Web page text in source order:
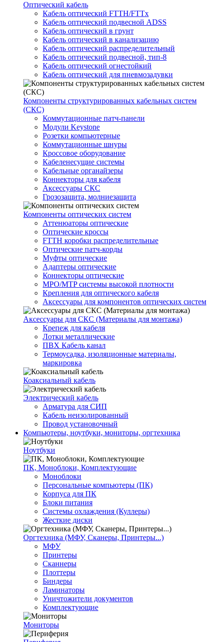
Оптический кабель
Кабель оптический FTTH/FTTx
Кабель оптический подвесной ADSS
Кабель оптический в грунт
Кабель оптический в канализацию
Кабель оптический распределительный
Кабель оптический подвесной, тип-8
Кабель оптический огнестойкий
Кабель оптический для пневмозадувки
Компоненты структурированных кабельных систем
(СКС)
Коммутационные патч-панели
Модули Keystone
Розетки компьютерные
Коммутационные шнуры
Кроссовое оборудование
Кабеленесущие системы
Кабельные органайзеры
Коннекторы для кабеля
Аксессуары СКС
Грозозащита, молниезащита
Компоненты оптических систем
Аттенюаторы оптические
Оптические кроссы
FTTH коробки распределительные
Оптические патч-корды
Муфты оптические
Адаптеры оптические
Коннекторы оптические
MPO/MTP системы высокой плотности
Крепления для оптического кабеля
Аксессуары для компонентов оптических систем
Аксессуары для СКС (Материалы для монтажа)
Крепеж для кабеля
Лотки металлические
ПВХ Кабель канал
Термоусадка, изоляционные материалы,
маркировка
Коаксиальный кабель
Электрический кабель
Арматура для СИП
Кабель неизолированный
Провод установочный
Компьютеры, ноутбуки, мониторы, оргтехника
Ноутбуки
ПК, Моноблоки, Комплектующие
Моноблоки
Персональные компьютеры (ПК)
Корпуса для ПК
Блоки питания
Системы охлаждения (Куллеры)
Жесткие диски
Оргтехника (МФУ, Сканеры, Принтеры...)
МФУ
Принтеры
Сканнеры
Плоттеры
Биндеры
Ламинаторы
Уничтожители документов
Комплектующие
Мониторы